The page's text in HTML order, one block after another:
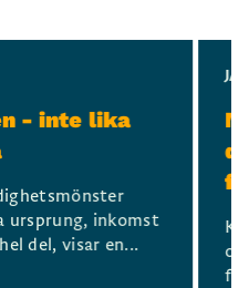
- inte lika
ursprung, inkomst
del, visar en...